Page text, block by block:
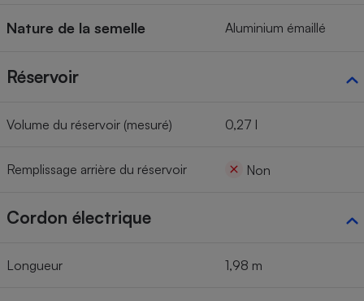
Nature de la semelle Aluminium émaillé
Réservoir
Volume du réservoir (mesuré) 0,27 l
Remplissage arrière du réservoir Non
Cordon électrique
Longueur 1,98 m